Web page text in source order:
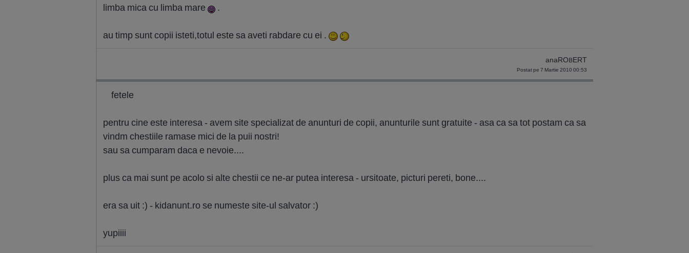
limba mica cu limba mare
.
au timp sunt copii isteti,totul este sa aveti rabdare cu ei .
anaROBERT
Postat pe 7 Martie 2010 00:53
fetele
pentru cine este interesa - avem site specializat de anunturi de copii, anunturile sunt gratuite - asa ca sa tot postam ca sa
vindm chestiile ramase mici de la puii nostri!
sau sa cumparam daca e nevoie....
plus ca mai sunt pe acolo si alte chestii ce ne-ar putea interesa - ursitoate, picturi pereti, bone....
era sa uit :) - kidanunt.ro se numeste site-ul salvator :)
yupiiii